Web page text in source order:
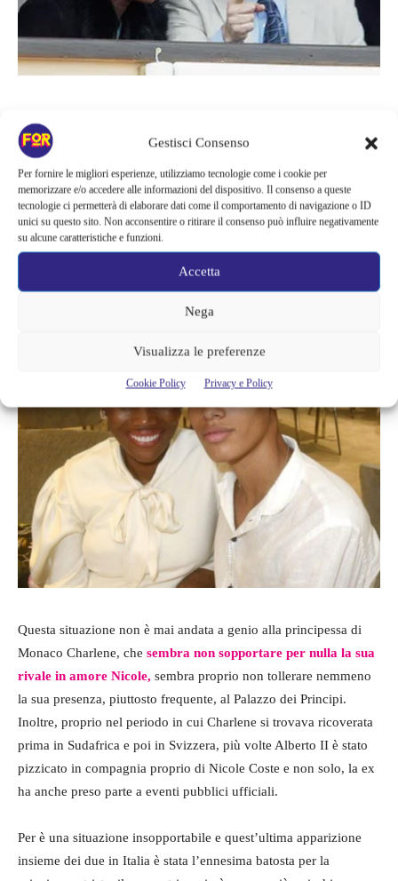
Gestisci Consenso
Per fornire le migliori esperienze, utilizziamo tecnologie come i cookie per
memorizzare e/o accedere alle informazioni del dispositivo. Il consenso a queste
tecnologie ci permetterà di elaborare dati come il comportamento di navigazione o ID
unici su questo sito. Non acconsentire o ritirare il consenso può influire negativamente
su alcune caratteristiche e funzioni.
Accetta
Nega
Visualizza le preferenze
Cookie Policy Privacy e Policy
relazione è nato anche il primo figlio Alexandre
relazione è stata intensa e fugace, conclusasi in poco tempo con
la gravidanza di lei, si dice inattesa. Nonostante l’imminente
separazione Alberto ha da subito riconosciuto il figlio nato dalla
notte d’amore con la donna, infatti
Alexandre è figlio legittimo
di Alberto, lo stesso ha un ruolo importante nella vita e nella
Questa situazione non è mai andata a genio alla principessa di
Monaco Charlene, che sembra non sopportare per nulla la sua
rivale in amore Nicole, sembra proprio non tollerare nemmeno
la sua presenza, piuttosto frequente, al Palazzo dei Principi.
Inoltre, proprio nel periodo in cui Charlene si trovava ricoverata
prima in Sudafrica e poi in Svizzera, più volte Alberto II è stato
pizzicato in compagnia proprio di Nicole Coste e non solo, la ex
ha anche preso parte a eventi pubblici ufficiali.
Per è una situazione insopportabile e quest’ultima apparizione
insieme dei due in Italia è stata l’ennesima batosta per la